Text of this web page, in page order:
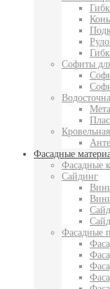
Софиты
Фасадные
Фасадные
Сайдинг
Фасадные